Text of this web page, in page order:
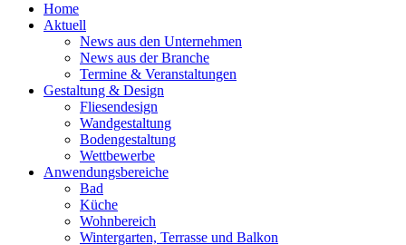
Home
Aktuell
News aus den Unternehmen
News aus der Branche
Termine & Veranstaltungen
Gestaltung & Design
Fliesendesign
Wandgestaltung
Bodengestaltung
Wettbewerbe
Anwendungsbereiche
Bad
Küche
Wohnbereich
Wintergarten, Terrasse und Balkon